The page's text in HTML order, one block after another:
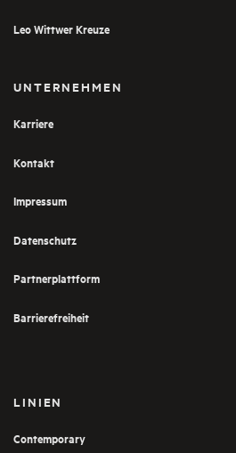
Leo Wittwer Kreuze
UNTERNEHMEN
Karriere
Kontakt
Impressum
Datenschutz
Partnerplattform
Barrierefreiheit
LINIEN
Contemporary